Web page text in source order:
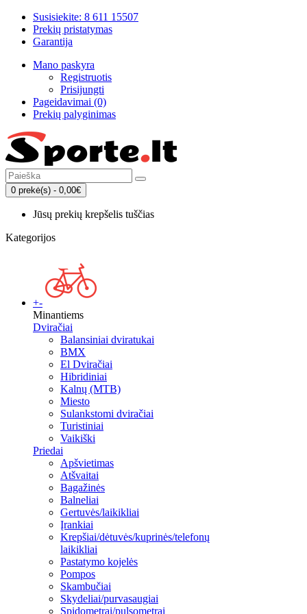
Susisiekite: 8 611 15507
Prekių pristatymas
Garantija
Mano paskyra
Registruotis
Prisijungti
Pageidavimai (0)
Prekių palyginimas
0 prekė(s) - 0,00€
Jūsų prekių krepšelis tuščias
Kategorijos
+-
Minantiems
Dviračiai
Balansiniai dviratukai
BMX
El Dviračiai
Hibridiniai
Kalnų (MTB)
Miesto
Sulankstomi dviračiai
Turistiniai
Vaikiški
Priedai
Apšvietimas
Atšvaitai
Bagažinės
Balneliai
Gertuvės/laikikliai
Įrankiai
Krepšiai/dėtuvės/kuprinės/telefonų
laikikliai
Pastatymo kojelės
Pompos
Skambučiai
Skydeliai/purvasaugiai
Spidometrai/pulsometrai